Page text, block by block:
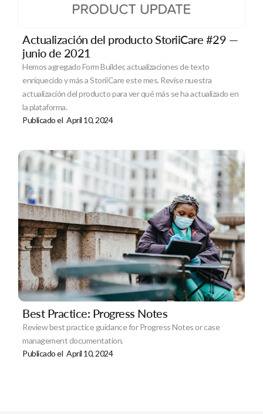
Actualización del producto StoriiCare #29 —
junio de 2021
Hemos agregado Form Builder, actualizaciones de texto
enriquecido y más a StoriiCare este mes. Revise nuestra
actualización del producto para ver qué más se ha actualizado en
la plataforma.
Publicado el April 10, 2024
Best Practice: Progress Notes
Review best practice guidance for Progress Notes or case
management documentation.
Publicado el April 10, 2024